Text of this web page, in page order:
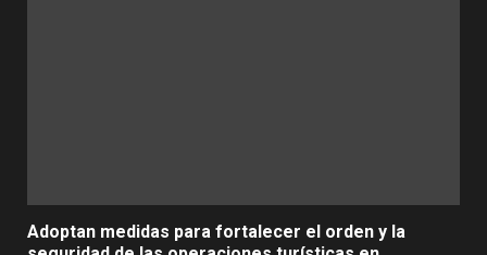
Adoptan medidas para fortalecer el orden y la